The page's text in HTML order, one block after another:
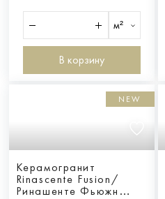
м²
В корзину
NEW
Керамогранит
Rinascente Fusion/
Ринашенте Фьюжн